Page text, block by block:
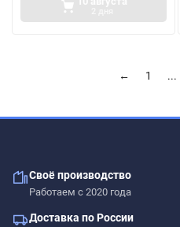
← 1 ...
Своё производство
Работаем с 2020 года
Доставка по России